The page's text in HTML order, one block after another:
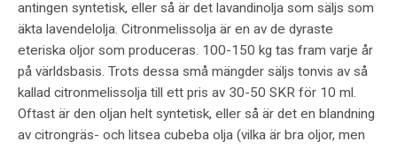
antingen syntetisk, eller så är det lavandinolja som säljs som
äkta lavendelolja. Citronmelissolja är en av de dyraste
eteriska oljor som produceras. 100-150 kg tas fram varje år
på världsbasis. Trots dessa små mängder säljs tonvis av så
kallad citronmelissolja till ett pris av 30-50 SKR för 10 ml.
Oftast är den oljan helt syntetisk, eller så är det en blandning
av citrongräs- och litsea cubeba olja (vilka är bra oljor, men